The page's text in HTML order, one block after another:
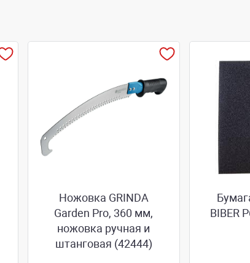
Ножовка GRINDA
Garden Pro, 360 мм,
ножовка ручная и
штанговая (42444)
BIBER